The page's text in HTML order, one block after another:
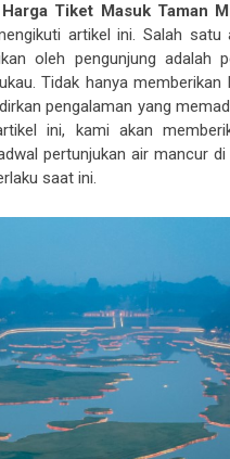
Tiket Masuk Taman
artikel ini. Salah satu
oleh pengunjung adalah
Tidak hanya memberikan
pengalaman yang
ini, kami akan
pertunjukan air mancur
saat ini.